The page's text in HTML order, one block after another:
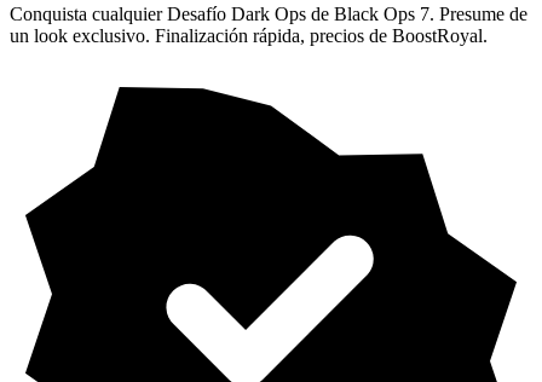
Conquista cualquier Desafío Dark Ops de Black Ops 7. Presume de
un look exclusivo. Finalización rápida, precios de BoostRoyal.